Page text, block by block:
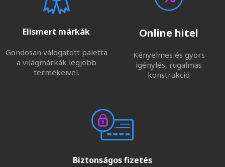
Elismert márkák
Gondosan válogatott paletta
a világmárkák legjobb
termékeivel.
Online hitel
Kényelmes és gyors
igénylés, rugalmas
konstrukció
Biztonságos fizetés